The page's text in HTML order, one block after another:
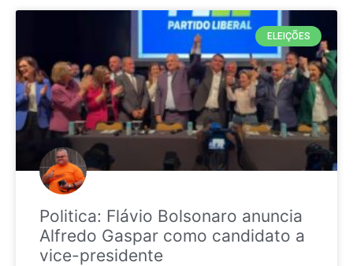
ELEIÇÕES
Politica: Flávio Bolsonaro anuncia
Alfredo Gaspar como candidato a
vice-presidente